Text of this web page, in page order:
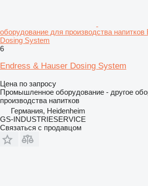
оборудование для производства
Dosing System
6
Endress & Hauser Dosing System
Цена по запросу
Промышленное оборудование - другое
производства напитков
Германия, Heidenheim
GS-INDUSTRIESERVICE
Связаться с продавцом